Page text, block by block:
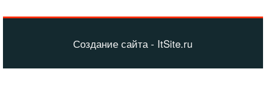
Создание сайта - ItSite.ru